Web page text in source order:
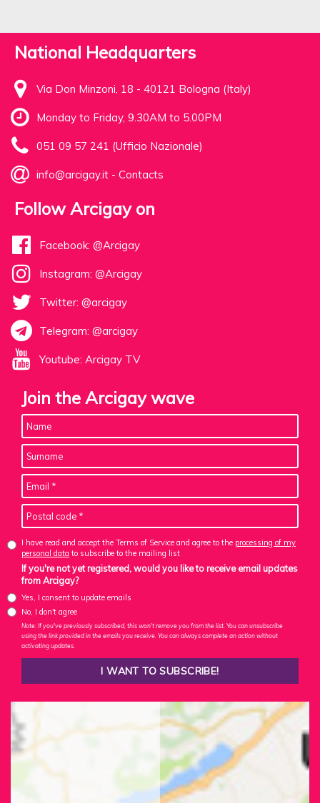
National Headquarters
Via Don Minzoni, 18 - 40121 Bologna (Italy)
Monday to Friday, 9.30AM to 5.00PM
051 09 57 241 (Ufficio Nazionale)
info@arcigay.it - Contacts
Follow Arcigay on
Facebook: @Arcigay
Instagram: @Arcigay
Twitter: @arcigay
Telegram: @arcigay
Youtube: Arcigay TV
Join the Arcigay wave
I have read and accept the Terms of Service and agree to the processing of my
personal data to subscribe to the mailing list
If you're not yet registered, would you like to receive email updates
from Arcigay?
Yes, I consent to update emails
No, I don't agree
Note: If you've previously subscribed, this won't remove you from the list. You can unsubscribe
using the link provided in the emails you receive. You can always complete an action without
activating updates.